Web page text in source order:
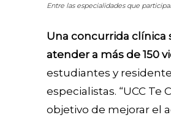
Entre las especialidades que
Una concurrida clínica
atender a más de 150
estudiantes y
especialistas. “UCC
objetivo de mejorar el